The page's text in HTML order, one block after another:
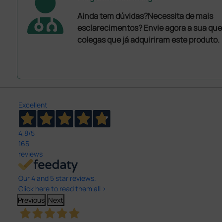
Ainda tem dúvidas?Necessita de mais
esclarecimentos? Envie agora a sua
colegas que já adquiriram este produto.
Excellent
4,8/5
165
reviews
Our 4 and 5 star reviews.
Click here to read them all >
Previous Next